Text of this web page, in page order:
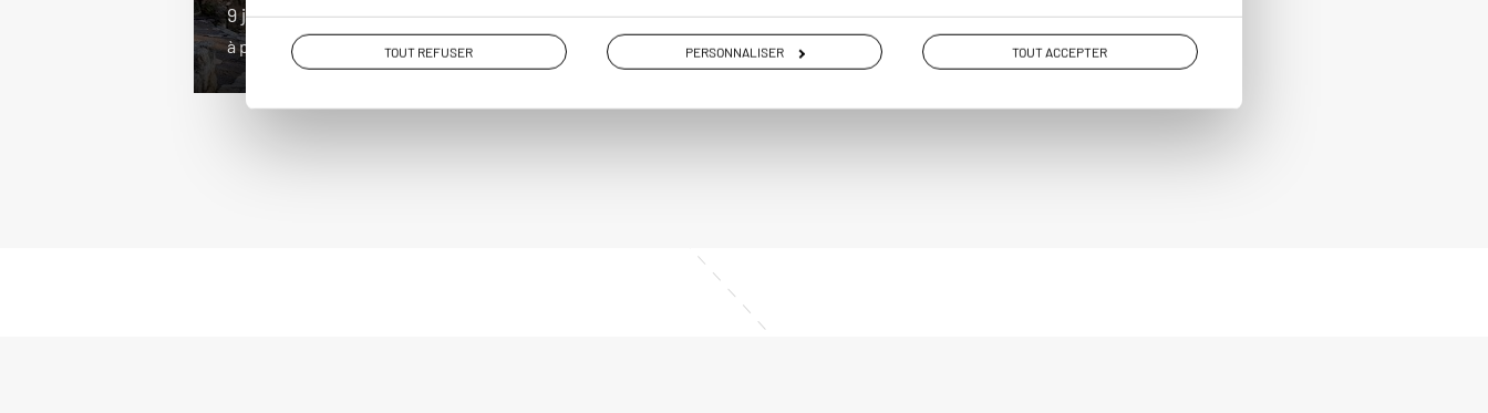
TOUT REFUSER PERSONNALISER TOUT ACCEPTER
9 jours / 8 nuits
à partir de 2100€
10 jours / 9 nuits
à partir de 2200€